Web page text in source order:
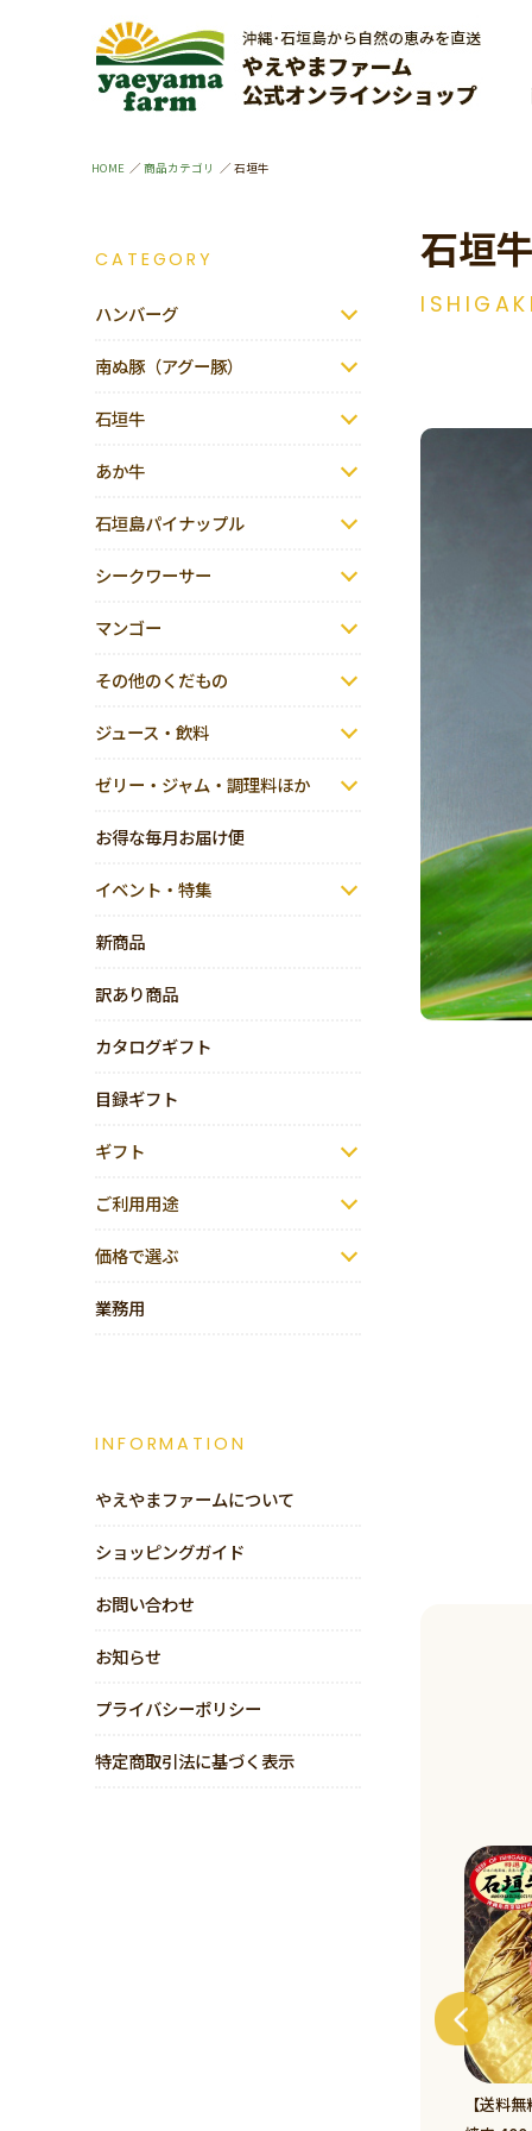
HOME 商品カテゴリ 石垣牛
CATEGORY
ハンバーグ
南ぬ豚（アグー豚）
石垣牛
あか牛
石垣島パイナップル
シークワーサー
マンゴー
その他のくだもの
ジュース・飲料
ゼリー・ジャム・調理料ほか
お得な毎月お届け便
イベント・特集
新商品
訳あり商品
カタログギフト
目録ギフト
ギフト
ご利用用途
価格で選ぶ
業務用
INFORMATION
やえやまファームについて
ショッピングガイド
お問い合わせ
お知らせ
プライバシーポリシー
特定商取引法に基づく表示
石垣牛
【送料